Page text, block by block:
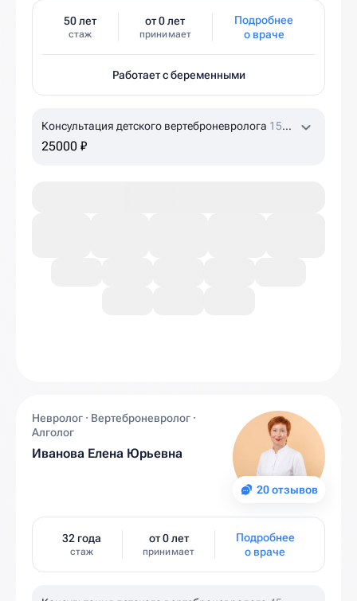
50 лет
стаж
от 0 лет
принимает
Подробнее
о враче
Работает с беременными
Консультация детского вертеброневролога 15
мин
25000 ₽
20 отзывов
Невролог · Вертеброневролог ·
Алголог
Иванова Елена Юрьевна
32 года
стаж
от 0 лет
принимает
Подробнее
о враче